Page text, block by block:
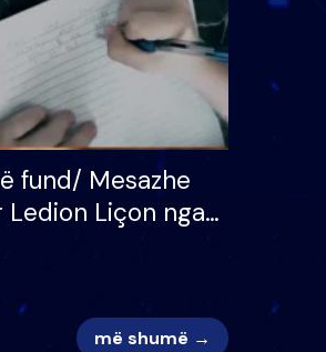
fund/ Mesazhe
Liçon nga
tij, moderatori
më shumë →